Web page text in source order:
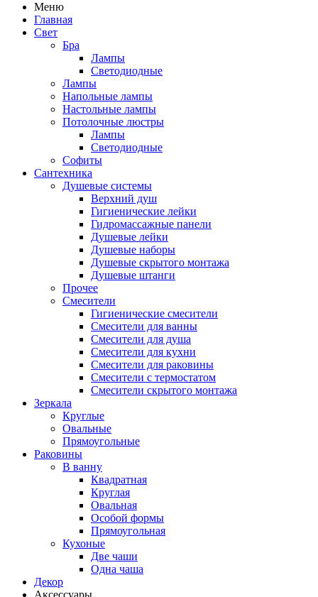
Меню
Главная
Свет
Бра
Лампы
Светодиодные
Лампы
Напольные лампы
Настольные лампы
Потолочные люстры
Лампы
Светодиодные
Софиты
Сантехника
Душевые системы
Верхний душ
Гигиенические лейки
Гидромассажные панели
Душевые лейки
Душевые наборы
Душевые скрытого монтажа
Душевые штанги
Прочее
Смесители
Гигиенические смесители
Смесители для ванны
Смесители для душа
Смесители для кухни
Смесители для раковины
Смесители с термостатом
Смесители скрытого монтажа
Зеркала
Круглые
Овальные
Прямоугольные
Раковины
В ванну
Квадратная
Круглая
Овальная
Особой формы
Прямоугольная
Кухоные
Две чаши
Одна чаша
Декор
Аксессуары